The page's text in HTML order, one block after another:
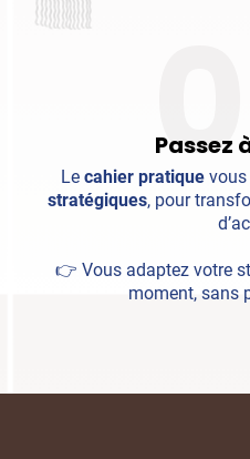
Passez
Le cahier pratiquevous
stratégiques, pour
👉 Vous adaptez votre
moment, sans